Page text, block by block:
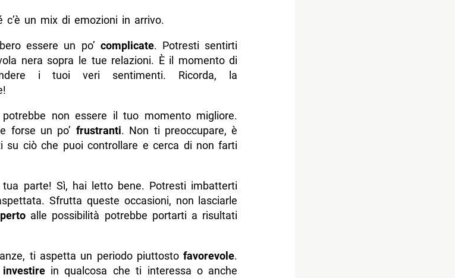
c’è un mix di emozioni in arrivo.
essere un po’ complicate. Potresti sentirti
nera sopra le tue relazioni. È il momento di
i tuoi veri sentimenti. Ricorda, la
non essere il tuo momento migliore.
forse un po’ frustranti. Non ti preoccupare, è
su ciò che puoi controllare e cerca di non farti
parte! Sì, hai letto bene. Potresti imbatterti
Sfrutta queste occasioni, non lasciarle
alle possibilità potrebbe portarti a risultati
ti aspetta un periodo piuttostofavorevole.
investirein qualcosa che ti interessa o anche